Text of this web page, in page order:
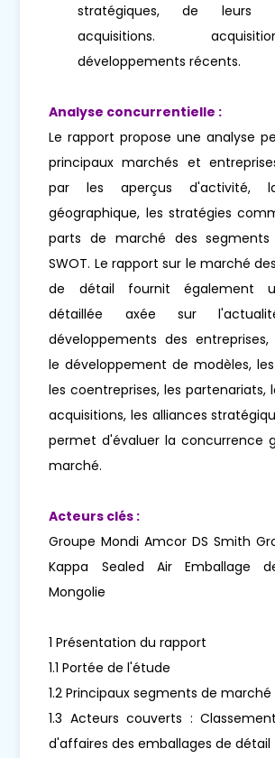
stratégiques, de leurs
acquisitions.
développements récents.
Analyse concurrentielle :
Le rapport propose une analyse
principaux marchés et
par les aperçus d'activité,
géographique, les stratégies
parts de marché des segments
SWOT. Le rapport sur le marché
de détail fournit également
détaillée axée sur
développements des
le développement de modèles,
les coentreprises, les partenariats,
acquisitions, les alliances
permet d'évaluer la concurrence
marché.
Acteurs clés :
Groupe Mondi Amcor DS Smith
Kappa Sealed Air Emballage
Mongolie
1 Présentation du rapport
1.1 Portée de l'étude
1.2 Principaux segments de marché
1.3 Acteurs couverts :
d'affaires des emballages de détail